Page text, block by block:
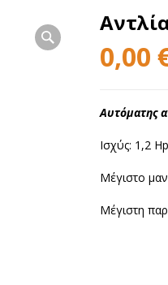
0,00
Αυτόματης
Ισχύς: 1,2 Hp
Μέγιστο
Μέγιστη